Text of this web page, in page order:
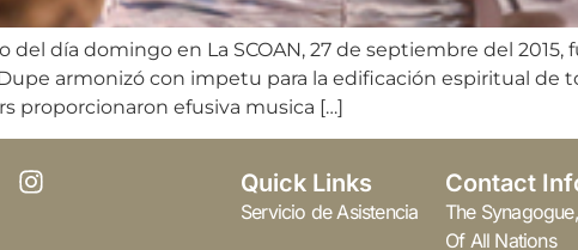
del día domingo en La SCOAN, 27 de septiembre del
armonizó con impetu para la edificación espiritual de
proporcionaron efusiva musica […]
Quick Links
Servicio de Asistencia
Contact
The
Of All Nations